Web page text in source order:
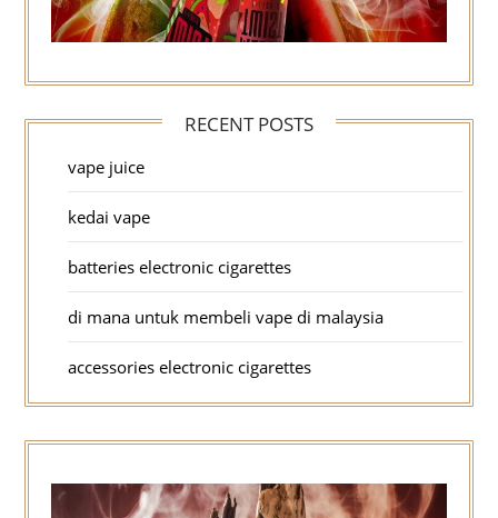
RECENT POSTS
vape juice
kedai vape
batteries electronic cigarettes
di mana untuk membeli vape di malaysia
accessories electronic cigarettes